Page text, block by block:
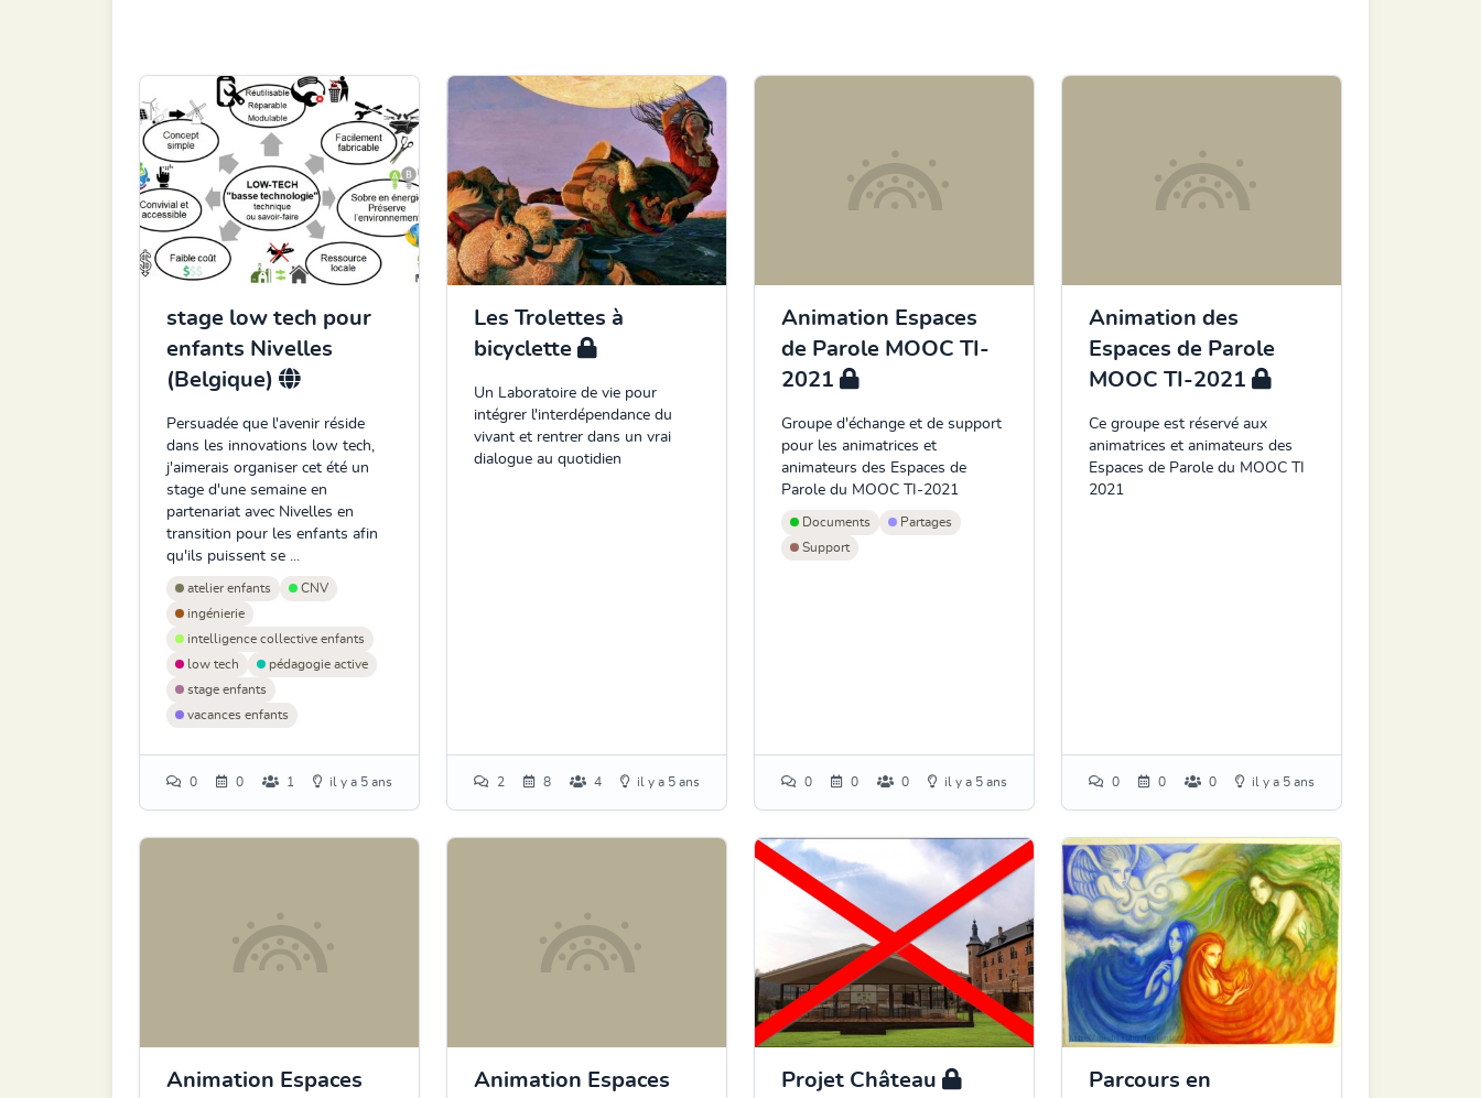
stage low tech pour
enfants Nivelles
(Belgique)
Persuadée que l'avenir réside
dans les innovations low tech,
j'aimerais organiser cet été un
stage d'une semaine en
partenariat avec Nivelles en
transition pour les enfants afin
qu'ils puissent se ...
atelier enfants
CNV
ingénierie
intelligence collective enfants
low tech
pédagogie active
stage enfants
vacances enfants
0 0 1 il y a 5 ans
Les Trolettes à
bicyclette
Un Laboratoire de vie pour
intégrer l'interdépendance du
vivant et rentrer dans un vrai
dialogue au quotidien
2 8 4 il y a 5 ans
Animation Espaces
de Parole MOOC TI-
2021
Groupe d'échange et de support
pour les animatrices et
animateurs des Espaces de
Parole du MOOC TI-2021
Documents
Partages
Support
0 0 0 il y a 5 ans
Animation des
Espaces de Parole
MOOC TI-2021
Ce groupe est réservé aux
animatrices et animateurs des
Espaces de Parole du MOOC TI
2021
0 0 0 il y a 5 ans
Animation Espaces
Animation Espaces
Projet Château
Parcours en